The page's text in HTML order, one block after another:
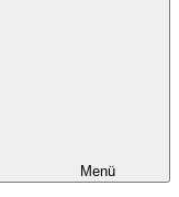
Menü